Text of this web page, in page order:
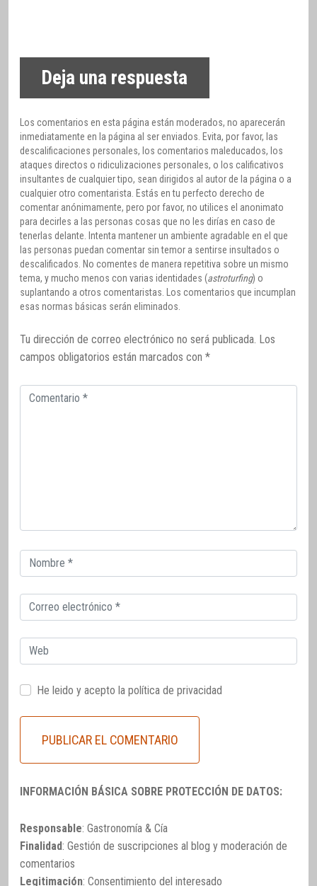
Deja una respuesta
Los comentarios en esta página están moderados, no aparecerán
inmediatamente en la página al ser enviados. Evita, por favor, las
descalificaciones personales, los comentarios maleducados, los
ataques directos o ridiculizaciones personales, o los calificativos
insultantes de cualquier tipo, sean dirigidos al autor de la página o a
cualquier otro comentarista. Estás en tu perfecto derecho de
comentar anónimamente, pero por favor, no utilices el anonimato
para decirles a las personas cosas que no les dirías en caso de
tenerlas delante. Intenta mantener un ambiente agradable en el que
las personas puedan comentar sin temor a sentirse insultados o
descalificados. No comentes de manera repetitiva sobre un mismo
tema, y mucho menos con varias identidades (astroturfing) o
suplantando a otros comentaristas. Los comentarios que incumplan
esas normas básicas serán eliminados.
Tu dirección de correo electrónico no será publicada. Los
campos obligatorios están marcados con *
Comentario
Correo
electrónico
Correo
electrónico
Web
He leido y acepto la política de privacidad
INFORMACIÓN BÁSICA SOBRE PROTECCIÓN DE DATOS:
Responsable: Gastronomía & Cía
Finalidad: Gestión de suscripciones al blog y moderación de
comentarios
Legitimación: Consentimiento del interesado